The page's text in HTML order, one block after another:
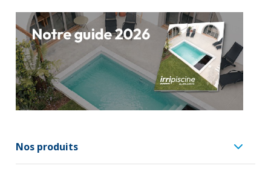
Nos produits